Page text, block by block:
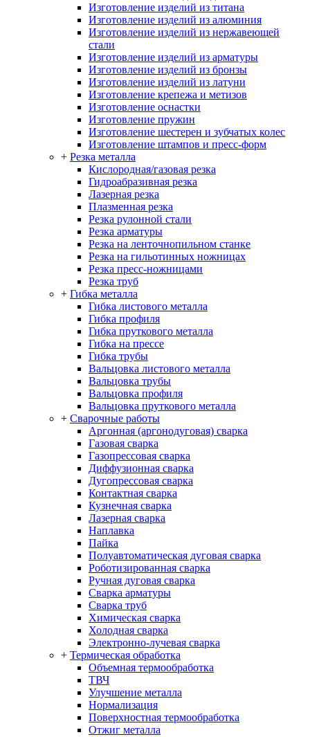
Изготовление изделий из титана
Изготовление изделий из алюминия
Изготовление изделий из нержавеющей
стали
Изготовление изделий из арматуры
Изготовление изделий из бронзы
Изготовление изделий из латуни
Изготовление крепежа и метизов
Изготовление оснастки
Изготовление пружин
Изготовление шестерен и зубчатых колес
Изготовление штампов и пресс-форм
+ Резка металла
Кислородная/газовая резка
Гидроабразивная резка
Лазерная резка
Плазменная резка
Резка рулонной стали
Резка арматуры
Резка на ленточнопильном станке
Резка на гильотинных ножницах
Резка пресс-ножницами
Резка труб
+ Гибка металла
Гибка листового металла
Гибка профиля
Гибка пруткового металла
Гибка на прессе
Гибка трубы
Вальцовка листового металла
Вальцовка трубы
Вальцовка профиля
Вальцовка пруткового металла
+ Сварочные работы
Аргонная (аргонодуговая) сварка
Газовая сварка
Газопрессовая сварка
Диффузионная сварка
Дугопрессовая сварка
Контактная сварка
Кузнечная сварка
Лазерная сварка
Наплавка
Пайка
Полуавтоматическая дуговая сварка
Роботизированная сварка
Ручная дуговая сварка
Сварка арматуры
Сварка труб
Химическая сварка
Холодная сварка
Электронно-лучевая сварка
+ Термическая обработка
Объемная термообработка
ТВЧ
Улучшение металла
Нормализация
Поверхностная термообработка
Отжиг металла